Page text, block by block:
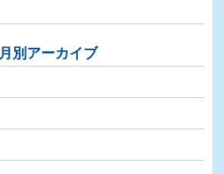
月別アーカイブ